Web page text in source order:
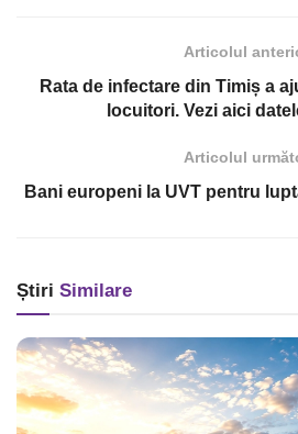
Articolul
Rata de infectare din Timiș a
locuitori. Vezi aici
Articolul
Bani europeni la UVT pentru
Știri Similare